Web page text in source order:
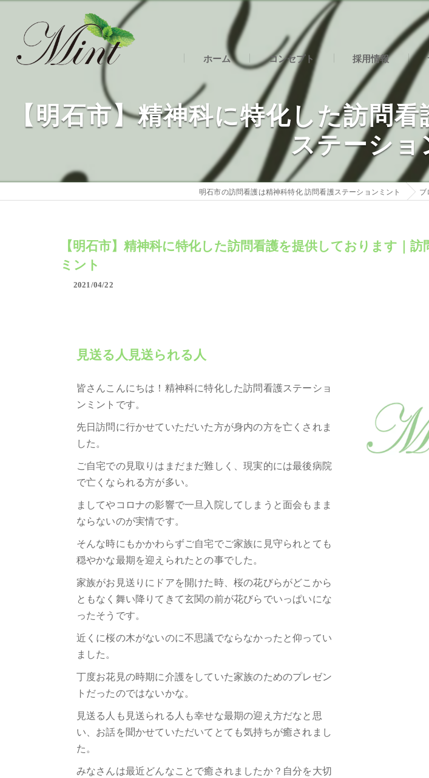
ホーム コンセプト
明石市の訪問看護･精神科特化 訪問看護ス
明石市の訪問看護･精神科特化 訪問看護ス
明石市の訪問看護･精神科特化 訪問看護ス
採用情報
社内インタビュー
【明石市】精神科に特化した訪問
ステーショ
明石市の訪問看護は精神科特化 訪問看護ステーションミント ブ
【明石市】精神科に特化した訪問看護を提供しております｜
ミント
2021/04/22
見送る人見送られる人
皆さんこんにちは！精神科に特化した訪問看護ステーショ
ンミントです。
先日訪問に行かせていただいた方が身内の方を亡くされま
した。
ご自宅での見取りはまだまだ難しく、現実的には最後病院
で亡くなられる方が多い。
ましてやコロナの影響で一旦入院してしまうと面会もまま
ならないのが実情です。
そんな時にもかかわらずご自宅でご家族に見守られとても
穏やかな最期を迎えられたとの事でした。
家族がお見送りにドアを開けた時、桜の花びらがどこから
ともなく舞い降りてきて玄関の前が花びらでいっぱいにな
ったそうです。
近くに桜の木がないのに不思議でならなかったと仰ってい
ました。
丁度お花見の時期に介護をしていた家族のためのプレゼン
トだったのではないかな。
見送る人も見送られる人も幸せな最期の迎え方だなと思
い、お話を聞かせていただいてとても気持ちが癒されまし
た。
みなさんは最近どんなことで癒されましたか？自分を大切